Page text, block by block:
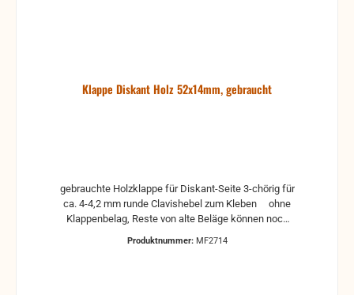
Klappe Diskant Holz 52x14mm, gebraucht
gebrauchte Holzklappe für Diskant-Seite 3-chörig für
ca. 4-4,2 mm runde Clavishebel zum Kleben ohne
Klappenbelag, Reste von alte Beläge können noch
Produktnummer: MF2714